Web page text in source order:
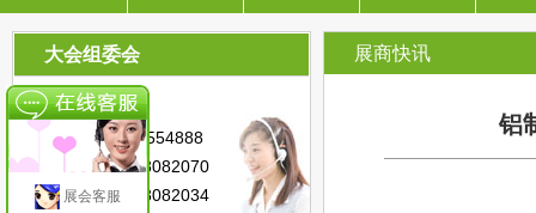
大会组委会
联系人：陈 星
手 机：13683554888
电 话：010-88082070
传 真：010-88082034
展商快讯
铝
展会客服